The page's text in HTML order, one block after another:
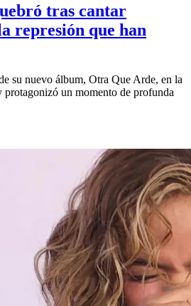
tras cantar
represión que han
su nuevo álbum, Otra Que Arde, en la
un momento de profunda